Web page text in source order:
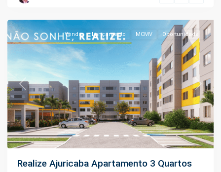
Previous Next
Venda Lançamento MCMV Oportunidade
Realize Ajuricaba Apartamento 3 Quartos